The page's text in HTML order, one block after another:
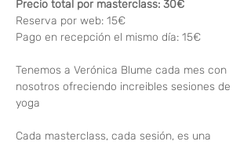
Precio total por masterclass: 30€
Reserva por web: 15€
Pago en recepción el mismo día: 15€
Tenemos a Verónica Blume cada mes con
nosotros ofreciendo increibles sesiones de
yoga
Cada masterclass, cada sesión, es una